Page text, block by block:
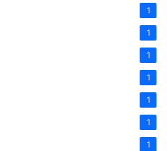
1
1
1
1
1
1
1